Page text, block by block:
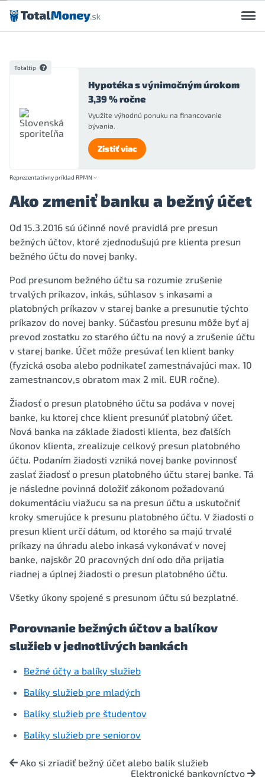
Preskočiť na obsah
Totaltip
Hypotéka s výnimočným úrokom
3,39 % ročne
Využite výhodnú ponuku na financovanie
bývania.
Zistiť viac
Reprezentatívny príklad RPMN
Ako zmeniť banku a bežný účet
Od 15.3.2016 sú účinné nové pravidlá pre presun
bežných účtov, ktoré zjednodušujú pre klienta presun
bežného účtu do novej banky.
Pod presunom bežného účtu sa rozumie zrušenie
trvalých príkazov, inkás, súhlasov s inkasami a
platobných príkazov v starej banke a presunutie týchto
príkazov do novej banky. Súčasťou presunu môže byť aj
prevod zostatku zo starého účtu na nový a zrušenie účtu
v starej banke. Účet môže presúvať len klient banky
(fyzická osoba alebo podnikateľ zamestnávajúci max. 10
zamestnancov,s obratom max 2 mil. EUR ročne).
Žiadosť o presun platobného účtu sa podáva v novej
banke, ku ktorej chce klient presunúť platobný účet.
Nová banka na základe žiadosti klienta, bez ďalších
úkonov klienta, zrealizuje celkový presun platobného
účtu. Podaním žiadosti vzniká novej banke povinnosť
zaslať žiadosť o presun platobného účtu starej banke. Tá
je následne povinná doložiť zákonom požadovanú
dokumentáciu viažucu sa na presun účtu a uskutočniť
kroky smerujúce k presunu platobného účtu. V žiadosti o
presun klient určí dátum, od ktorého sa majú trvalé
príkazy na úhradu alebo inkasá vykonávať v novej
banke, najskôr 20 pracovných dní odo dňa prijatia
riadnej a úplnej žiadosti o presun platobného účtu.
Všetky úkony spojené s presunom účtu sú bezplatné.
Porovnanie bežných účtov a balíkov
služieb v jednotlivých bankách
Bežné účty a balíky služieb
Balíky služieb pre mladých
Balíky služieb pre študentov
Balíky služieb pre seniorov
Ako si zriadiť bežný účet alebo balík služieb
Elektronické bankovníctvo